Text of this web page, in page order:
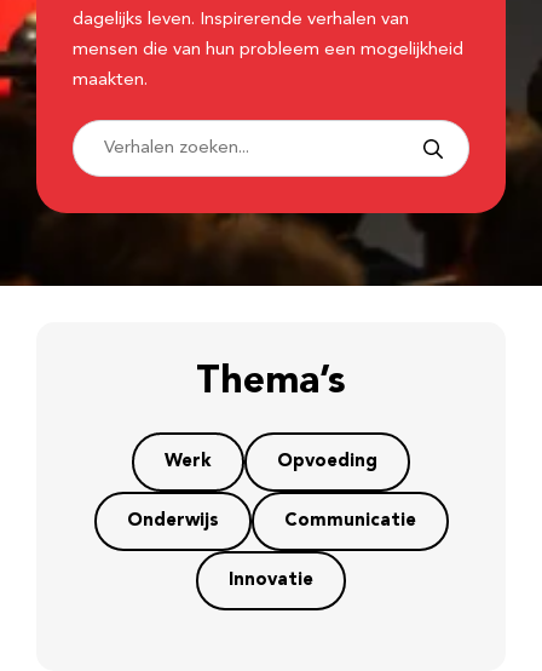
dagelijks leven. Inspirerende verhalen van
mensen die van hun probleem een mogelijkheid
maakten.
Thema’s
Werk Opvoeding
Onderwijs Communicatie
Innovatie